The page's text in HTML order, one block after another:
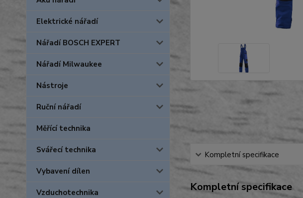
Elektrické nářadí
Nářadí BOSCH EXPERT
Nářadí Milwaukee
Nástroje
Ruční nářadí
Měřící technika
Svářecí technika
Vybavení dílen
Vzduchotechnika
Kompletní specifikace
Kompletní specifikace